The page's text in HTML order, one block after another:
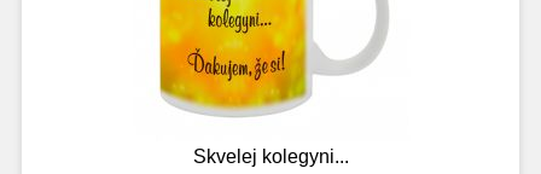
Skvelej kolegyni...